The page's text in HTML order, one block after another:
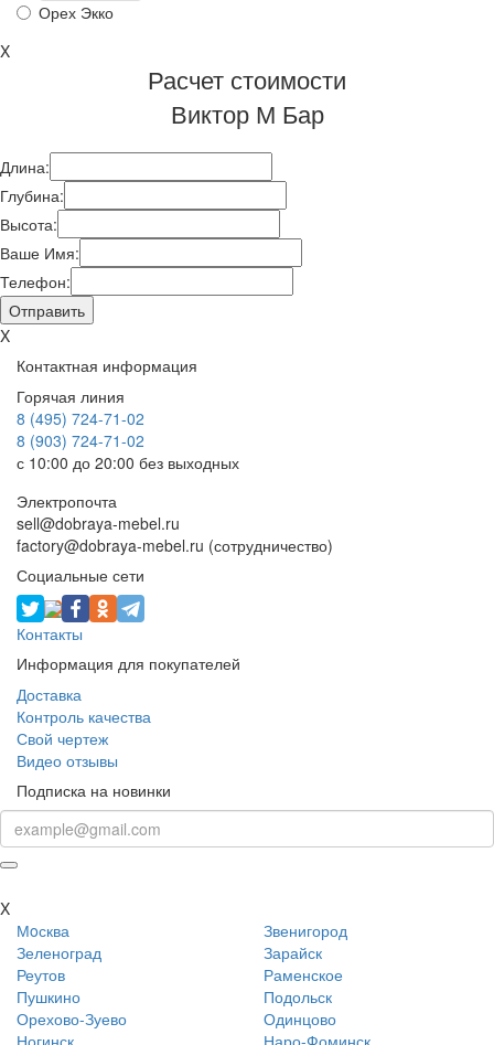
Орех Экко
X
Расчет стоимости
Виктор М Бар
Длина:
Глубина:
Высота:
Ваше Имя:
Телефон:
X
Контактная информация
Горячая линия
8 (495) 724-71-02
8 (903) 724-71-02
с 10:00 до 20:00 без выходных
Электропочта
sell@dobraya-mebel.ru
factory@dobraya-mebel.ru (сотрудничество)
Социальные сети
Контакты
Информация для покупателей
Доставка
Контроль качества
Свой чертеж
Видео отзывы
Подписка на новинки
X
Мoсква
Звенигород
Зеленоград
Зарайск
Реутов
Раменское
Пушкино
Подольск
Орехово-Зуево
Одинцово